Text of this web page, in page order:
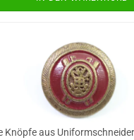
Knöpfe aus